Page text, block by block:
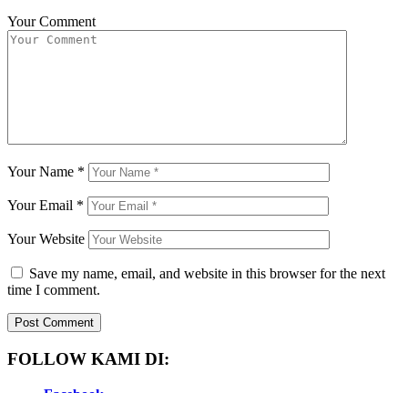
Your Comment
Your Name *
Your Email *
Your Website
Save my name, email, and website in this browser for the next
time I comment.
FOLLOW KAMI DI: